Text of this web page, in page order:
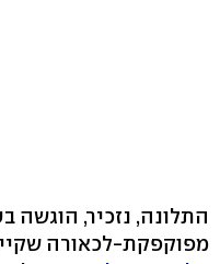
התלונה, נזכיר, הוגשה
מפוקפקת-לכאורה